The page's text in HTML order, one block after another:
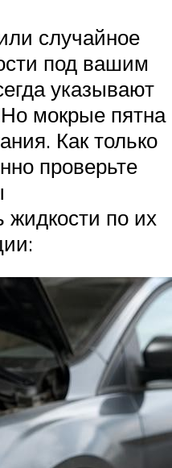
случайное
под вашим
указывают
мокрые пятна
Как только
проверьте
по их